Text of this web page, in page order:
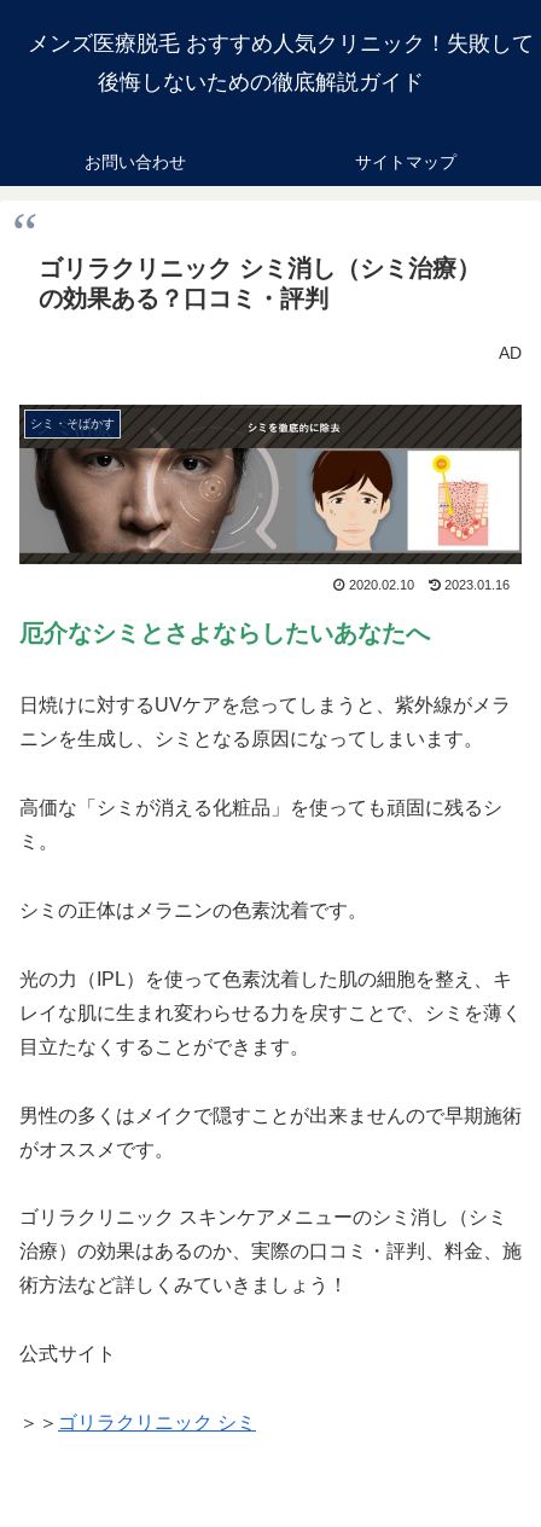
メンズ医療脱毛 おすすめ人気クリニック！失敗して
後悔しないための徹底解説ガイド
お問い合わせ サイトマップ
ゴリラクリニック シミ消し（シミ治療）
の効果ある？口コミ・評判
AD
シミ・そばかす
2020.02.10 2023.01.16
厄介なシミとさよならしたいあなたへ
日焼けに対するUVケアを怠ってしまうと、紫外線がメラ
ニンを生成し、シミとなる原因になってしまいます。
高価な「シミが消える化粧品」を使っても頑固に残るシ
ミ。
シミの正体はメラニンの色素沈着です。
光の力（IPL）を使って色素沈着した肌の細胞を整え、キ
レイな肌に生まれ変わらせる力を戻すことで、シミを薄く
目立たなくすることができます。
男性の多くはメイクで隠すことが出来ませんので早期施術
がオススメです。
ゴリラクリニック スキンケアメニューのシミ消し（シミ
治療）の効果はあるのか、実際の口コミ・評判、料金、施
術方法など詳しくみていきましょう！
公式サイト
＞＞ ゴリラクリニック シミ